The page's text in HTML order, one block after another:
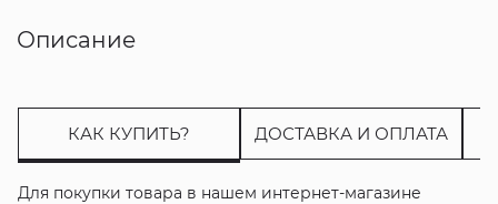
Описание
КАК КУПИТЬ? ДОСТАВКА И ОПЛАТА
Для покупки товара в нашем интернет-магазине